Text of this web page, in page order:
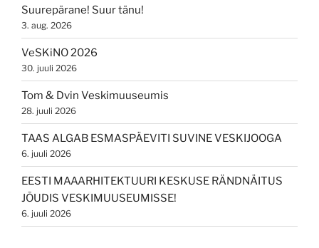
Suurepärane! Suur tänu!
3. aug. 2026
VeSKiNO 2026
30. juuli 2026
Tom & Dvin Veskimuuseumis
28. juuli 2026
TAAS ALGAB ESMASPÄEVITI SUVINE VESKIJOOGA
6. juuli 2026
EESTI MAAARHITEKTUURI KESKUSE RÄNDNÄITUS
JÕUDIS VESKIMUUSEUMISSE!
6. juuli 2026